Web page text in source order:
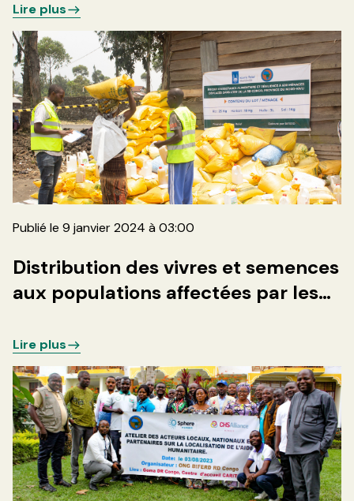
Lire plus
Publié le 9 janvier 2024 à 03:00
Distribution des vivres et semences
aux populations affectées par les
déplacés autour de la ville de
Goma
Lire plus